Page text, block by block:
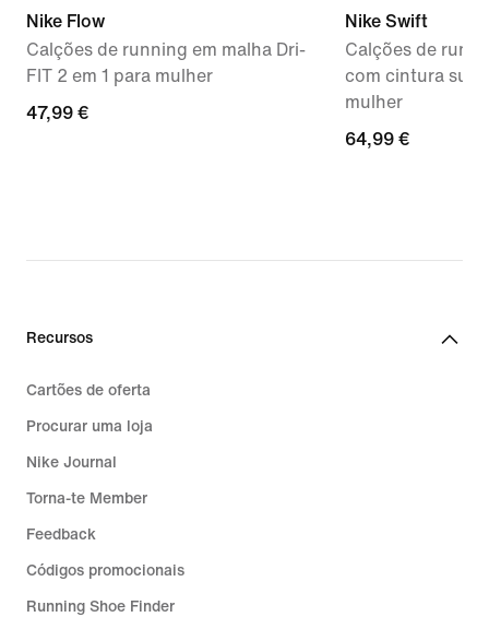
Nike Flow
Calções de running em malha Dri-
FIT 2 em 1 para mulher
47,99
47,99 €
Nike Swift
Calções de
com cintura
mulher
64,99
64,99 €
Recursos
Cartões de oferta
Procurar uma loja
Nike Journal
Torna-te Member
Feedback
Códigos promocionais
Running Shoe Finder